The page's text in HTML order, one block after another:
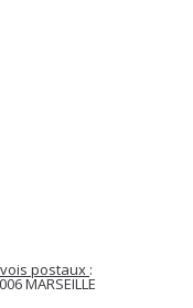
postaux :
MARSEILLE